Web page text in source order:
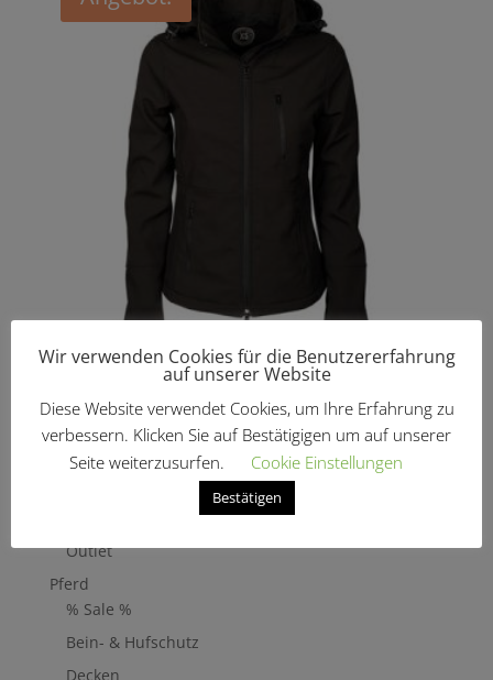
Softshelljacke „Chicago“
€69,95Ursprünglicher
Preis
war:
€41,97Aktueller
Preis
ist:
€41,97.
Produkt-Kategorien
Outlet
Pferd
% Sale %
Bein- & Hufschutz
Decken
Wir verwenden Cookies für die Benutzererfahrung
auf unserer Website
Diese Website verwendet Cookies, um Ihre Erfahrung zu
verbessern. Klicken Sie auf Bestätigigen um auf unserer
Seite weiterzusurfen.
Cookie Einstellungen
Bestätigen